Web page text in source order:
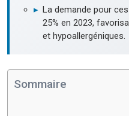
▸ La demande pour
25% en 2023,
et hypoallergéniques.
Sommaire